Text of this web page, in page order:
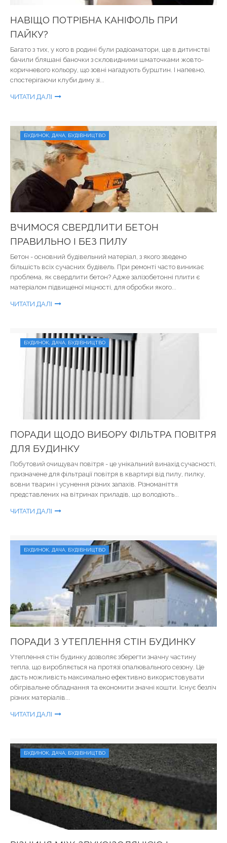
НАВІЩО ПОТРІБНА КАНІФОЛЬ ПРИ
ПАЙКУ?
Багато з тих, у кого в родині були радіоаматори, ще в дитинстві
бачили бляшані баночки з скловидними шматочками жовто-
коричневого кольору, що зовні нагадують бурштин. І напевно,
спостерігаючи клуби диму зі...
ЧИТАТИ ДАЛІ
БУДИНОК, ДАЧА, БУДІВНИЦТВО
ВЧИМОСЯ СВЕРДЛИТИ БЕТОН
ПРАВИЛЬНО І БЕЗ ПИЛУ
Бетон - основний будівельний матеріал, з якого зведено
більшість всіх сучасних будівель. При ремонті часто виникає
проблема, як свердлити бетон? Адже залізобетонні плити є
матеріалом підвищеної міцності, для обробки якого...
ЧИТАТИ ДАЛІ
БУДИНОК, ДАЧА, БУДІВНИЦТВО
ПОРАДИ ЩОДО ВИБОРУ ФІЛЬТРА ПОВІТРЯ
ДЛЯ БУДИНКУ
Побутовий очищувач повітря - це унікальний винахід сучасності,
призначене для фільтрації повітря в квартирі від пилу, пилку,
вовни тварин і усунення різних запахів. Різноманіття
представлених на вітринах приладів, що володіють...
ЧИТАТИ ДАЛІ
БУДИНОК, ДАЧА, БУДІВНИЦТВО
ПОРАДИ З УТЕПЛЕННЯ СТІН БУДИНКУ
Утеплення стін будинку дозволяє зберегти значну частину
тепла, що виробляється на протязі опалювального сезону. Це
дасть можливість максимально ефективно використовувати
обігрівальне обладнання та економити значні кошти. Існує безліч
різних матеріалів...
ЧИТАТИ ДАЛІ
БУДИНОК, ДАЧА, БУДІВНИЦТВО